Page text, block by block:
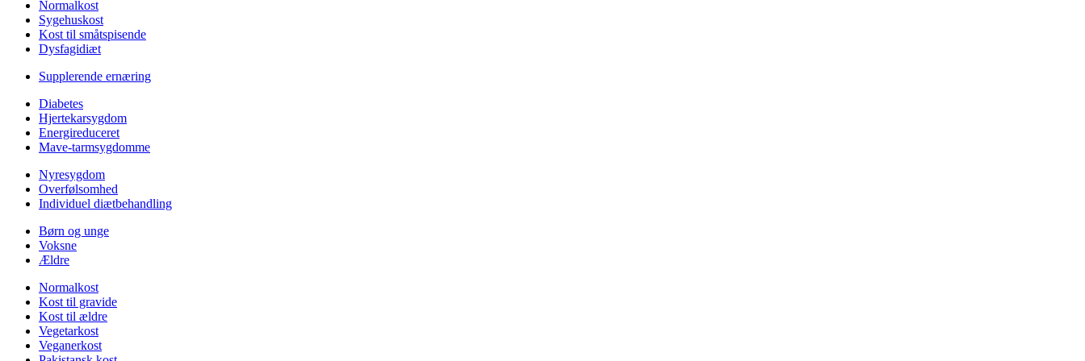
Normalkost
Sygehuskost
Kost til småtspisende
Dysfagidiæt
Supplerende ernæring
Diabetes
Hjertekarsygdom
Energireduceret
Mave-tarmsygdomme
Nyresygdom
Overfølsomhed
Individuel diætbehandling
Børn og unge
Voksne
Ældre
Normalkost
Kost til gravide
Kost til ældre
Vegetarkost
Veganerkost